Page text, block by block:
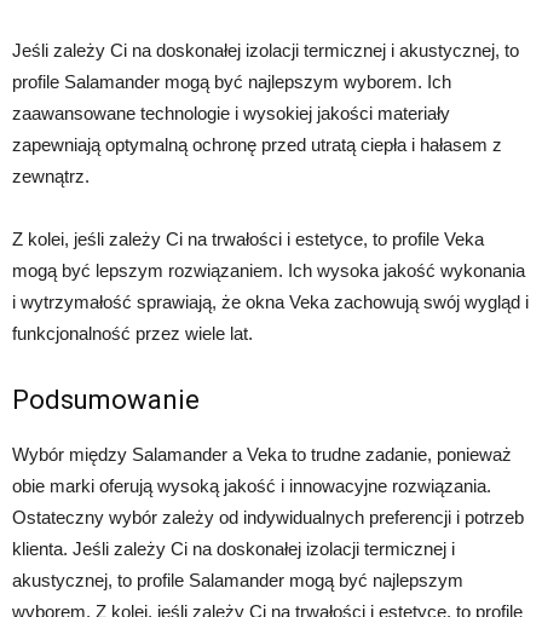
Jeśli zależy Ci na doskonałej izolacji termicznej i akustycznej, to
profile Salamander mogą być najlepszym wyborem. Ich
zaawansowane technologie i wysokiej jakości materiały
zapewniają optymalną ochronę przed utratą ciepła i hałasem z
zewnątrz.
Z kolei, jeśli zależy Ci na trwałości i estetyce, to profile Veka
mogą być lepszym rozwiązaniem. Ich wysoka jakość wykonania
i wytrzymałość sprawiają, że okna Veka zachowują swój wygląd i
funkcjonalność przez wiele lat.
Podsumowanie
Wybór między Salamander a Veka to trudne zadanie, ponieważ
obie marki oferują wysoką jakość i innowacyjne rozwiązania.
Ostateczny wybór zależy od indywidualnych preferencji i potrzeb
klienta. Jeśli zależy Ci na doskonałej izolacji termicznej i
akustycznej, to profile Salamander mogą być najlepszym
wyborem. Z kolei, jeśli zależy Ci na trwałości i estetyce, to profile